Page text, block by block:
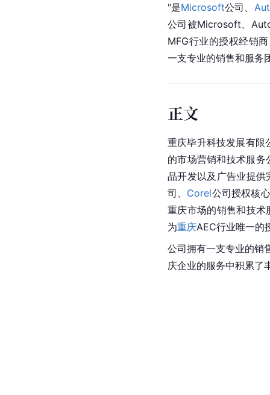
"是Microsoft公司
公司被Microsoft、
MFG行业的授权经销
一支专业的销售和服务
正文
重庆毕升科技发展有限
的市场营销和技术服
品开发以及广告业提
司、 Corel公司授权核
重庆市场的销售和技
为重庆AEC行业唯一的
公司拥有一支专业的销
庆企业的服务中积累了